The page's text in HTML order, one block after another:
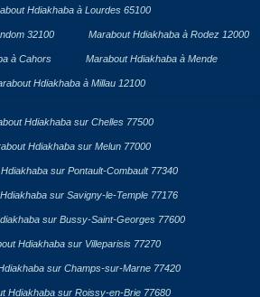
Hdiakhaba à Lourdes 65100
32100 Marabout Hdiakhaba à Rodez 12000
à Cahors Marabout Hdiakhaba à Mende
Hdiakhaba à Millau 12100
Hdiakhaba sur Chelles 77500
Hdiakhaba sur Melun 77000
sur Pontault-Combault 77340
sur Savigny-le-Temple 77176
sur Bussy-Saint-Georges 77600
Hdiakhaba sur Villeparisis 77270
sur Champs-sur-Marne 77420
Hdiakhaba sur Roissy-en-Brie 77680